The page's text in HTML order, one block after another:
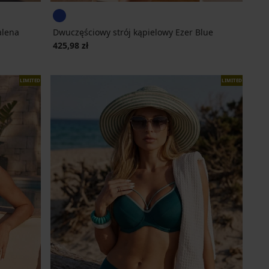
Dwuczęściowy strój kąpielowy Ezer Blue
425,98 zł
LIMITED LIMITED